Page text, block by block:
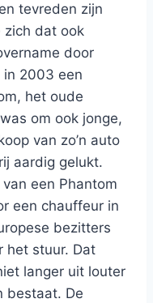
tevreden zijn
zich dat ook
door
in 2003 een
het oude
om ook jonge,
van zo’n auto
aardig gelukt.
een Phantom
een chauffeur in
bezitters
het stuur. Dat
langer uit louter
bestaat. De